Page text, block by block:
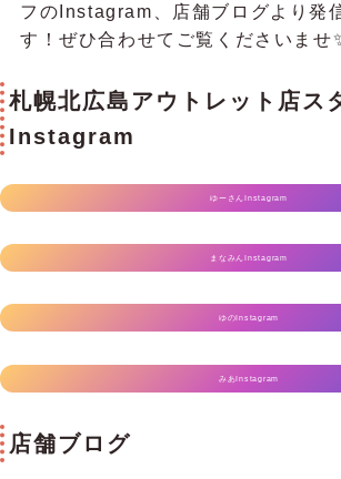
フのInstagram、店舗ブログより発
す！ぜひ合わせてご覧くださいませ
札幌北広島アウトレット店ス
Instagram
ゆーさんInstagram
まなみんInstagram
ゆのInstagram
みあInstagram
店舗ブログ